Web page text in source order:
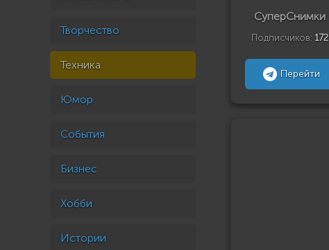
Творчество
Техника
Юмор
События
Бизнес
Хобби
Истории
СуперСнимки
Подписчиков: 172
Перейти